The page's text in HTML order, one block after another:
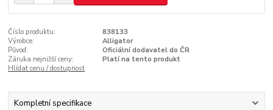
Číslo produktu:
838133
Výrobce:
Alligator
Původ:
Oficiální dodavatel do ČR
Záruka nejnižší ceny:
Platí na tento produkt
Hlídat cenu / dostupnost
Kompletní specifikace